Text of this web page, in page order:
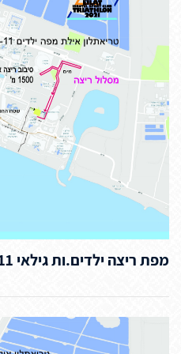
מפת ריצה ילדים.ות גילאי 10-11